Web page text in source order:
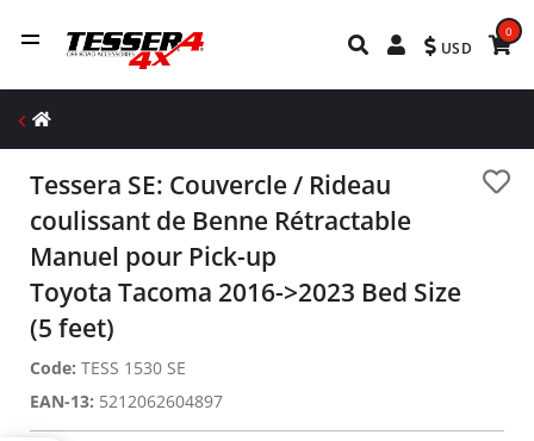
USD
0
Tessera SE: Couvercle / Rideau
coulissant de Benne Rétractable
Manuel pour Pick-up
Toyota Tacoma 2016->2023 Bed Size
(5 feet)
Code: TESS 1530 SE
EAN-13: 5212062604897